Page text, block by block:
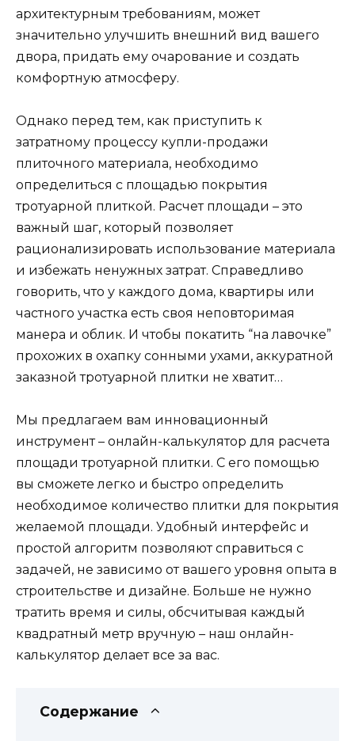
архитектурным требованиям, может
значительно улучшить внешний вид вашего
двора, придать ему очарование и создать
комфортную атмосферу.
Однако перед тем, как приступить к
затратному процессу купли-продажи
плиточного материала, необходимо
определиться с площадью покрытия
тротуарной плиткой. Расчет площади – это
важный шаг, который позволяет
рационализировать использование материала
и избежать ненужных затрат. Справедливо
говорить, что у каждого дома, квартиры или
частного участка есть своя неповторимая
манера и облик. И чтобы покатить “на лавочке”
прохожих в охапку сонными ухами, аккуратной
заказной тротуарной плитки не хватит…
Мы предлагаем вам инновационный
инструмент – онлайн-калькулятор для расчета
площади тротуарной плитки. С его помощью
вы сможете легко и быстро определить
необходимое количество плитки для покрытия
желаемой площади. Удобный интерфейс и
простой алгоритм позволяют справиться с
задачей, не зависимо от вашего уровня опыта в
строительстве и дизайне. Больше не нужно
тратить время и силы, обсчитывая каждый
квадратный метр вручную – наш онлайн-
калькулятор делает все за вас.
Содержание